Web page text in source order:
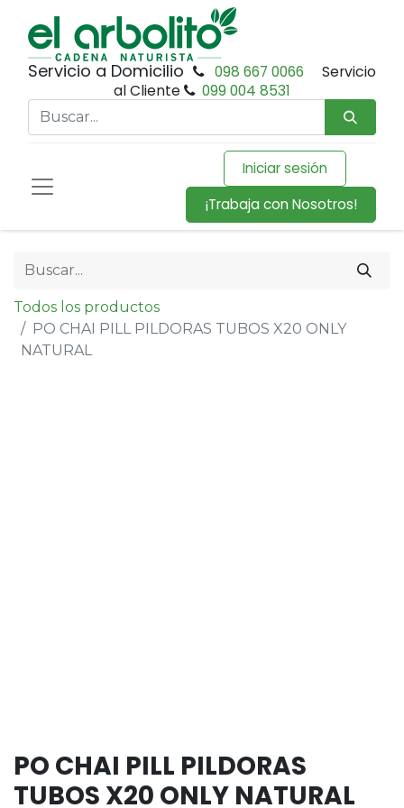
Servicio a Domicilio 098 667 0066
Servicio
al Cliente
099 004 8531
Iniciar sesión
¡Trabaja con Nosotros!
Todos los productos
PO CHAI PILL PILDORAS TUBOS X20 ONLY
NATURAL
PO CHAI PILL PILDORAS
TUBOS X20 ONLY NATURAL